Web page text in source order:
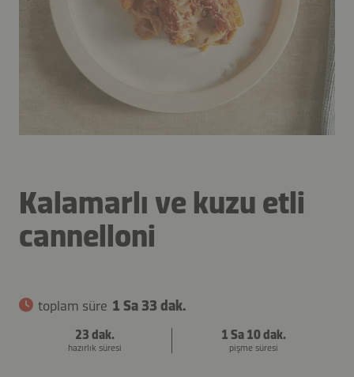
Kalamarlı ve kuzu etli
cannelloni
toplam süre 1 Sa 33 dak.
23 dak.
hazırlık süresi
1 Sa 10 dak.
pişme süresi